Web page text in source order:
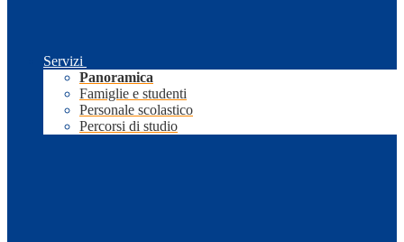
Servizi
Panoramica
Famiglie e studenti
Personale scolastico
Percorsi di studio